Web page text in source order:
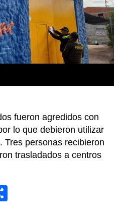
un
bar
en
fueron agredidos con
lo que debieron utilizar
Tres personas recibieron
trasladados a centros